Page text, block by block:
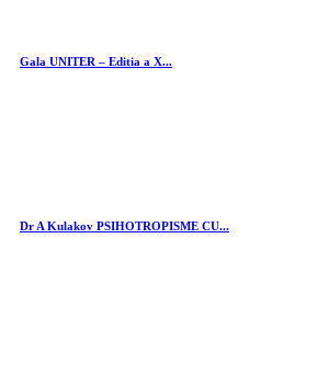
Gala UNITER – Editia a X...
Dr A Kulakov PSIHOTROPISME CU...